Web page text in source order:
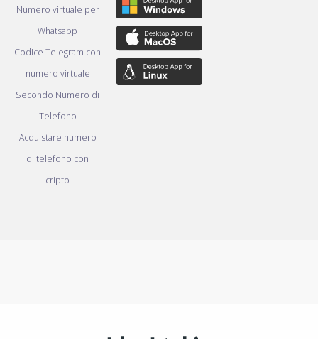
Numero virtuale per
Whatsapp
Codice Telegram con
numero virtuale
Secondo Numero di
Telefono
Acquistare numero
di telefono con
cripto